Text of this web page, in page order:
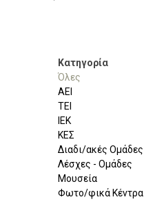
Κατηγορία
Όλες
ΑΕΙ
ΤΕΙ
ΙΕΚ
ΚΕΣ
Διαδι/ακές Ομάδες
Λέσχες - Ομάδες
Μουσεία
Φωτο/φικά Κέντρα